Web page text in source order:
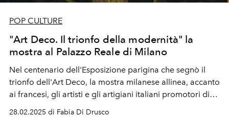
POP CULTURE
"Art Deco. Il trionfo della modernità" la
mostra al Palazzo Reale di Milano
Nel centenario dell'Esposizione parigina che segnò il
trionfo dell'Art Deco, la mostra milanese allinea, accanto
ai francesi, gli artisti e gli artigiani italiani promotori di
28.02.2025 di Fabia Di Drusco